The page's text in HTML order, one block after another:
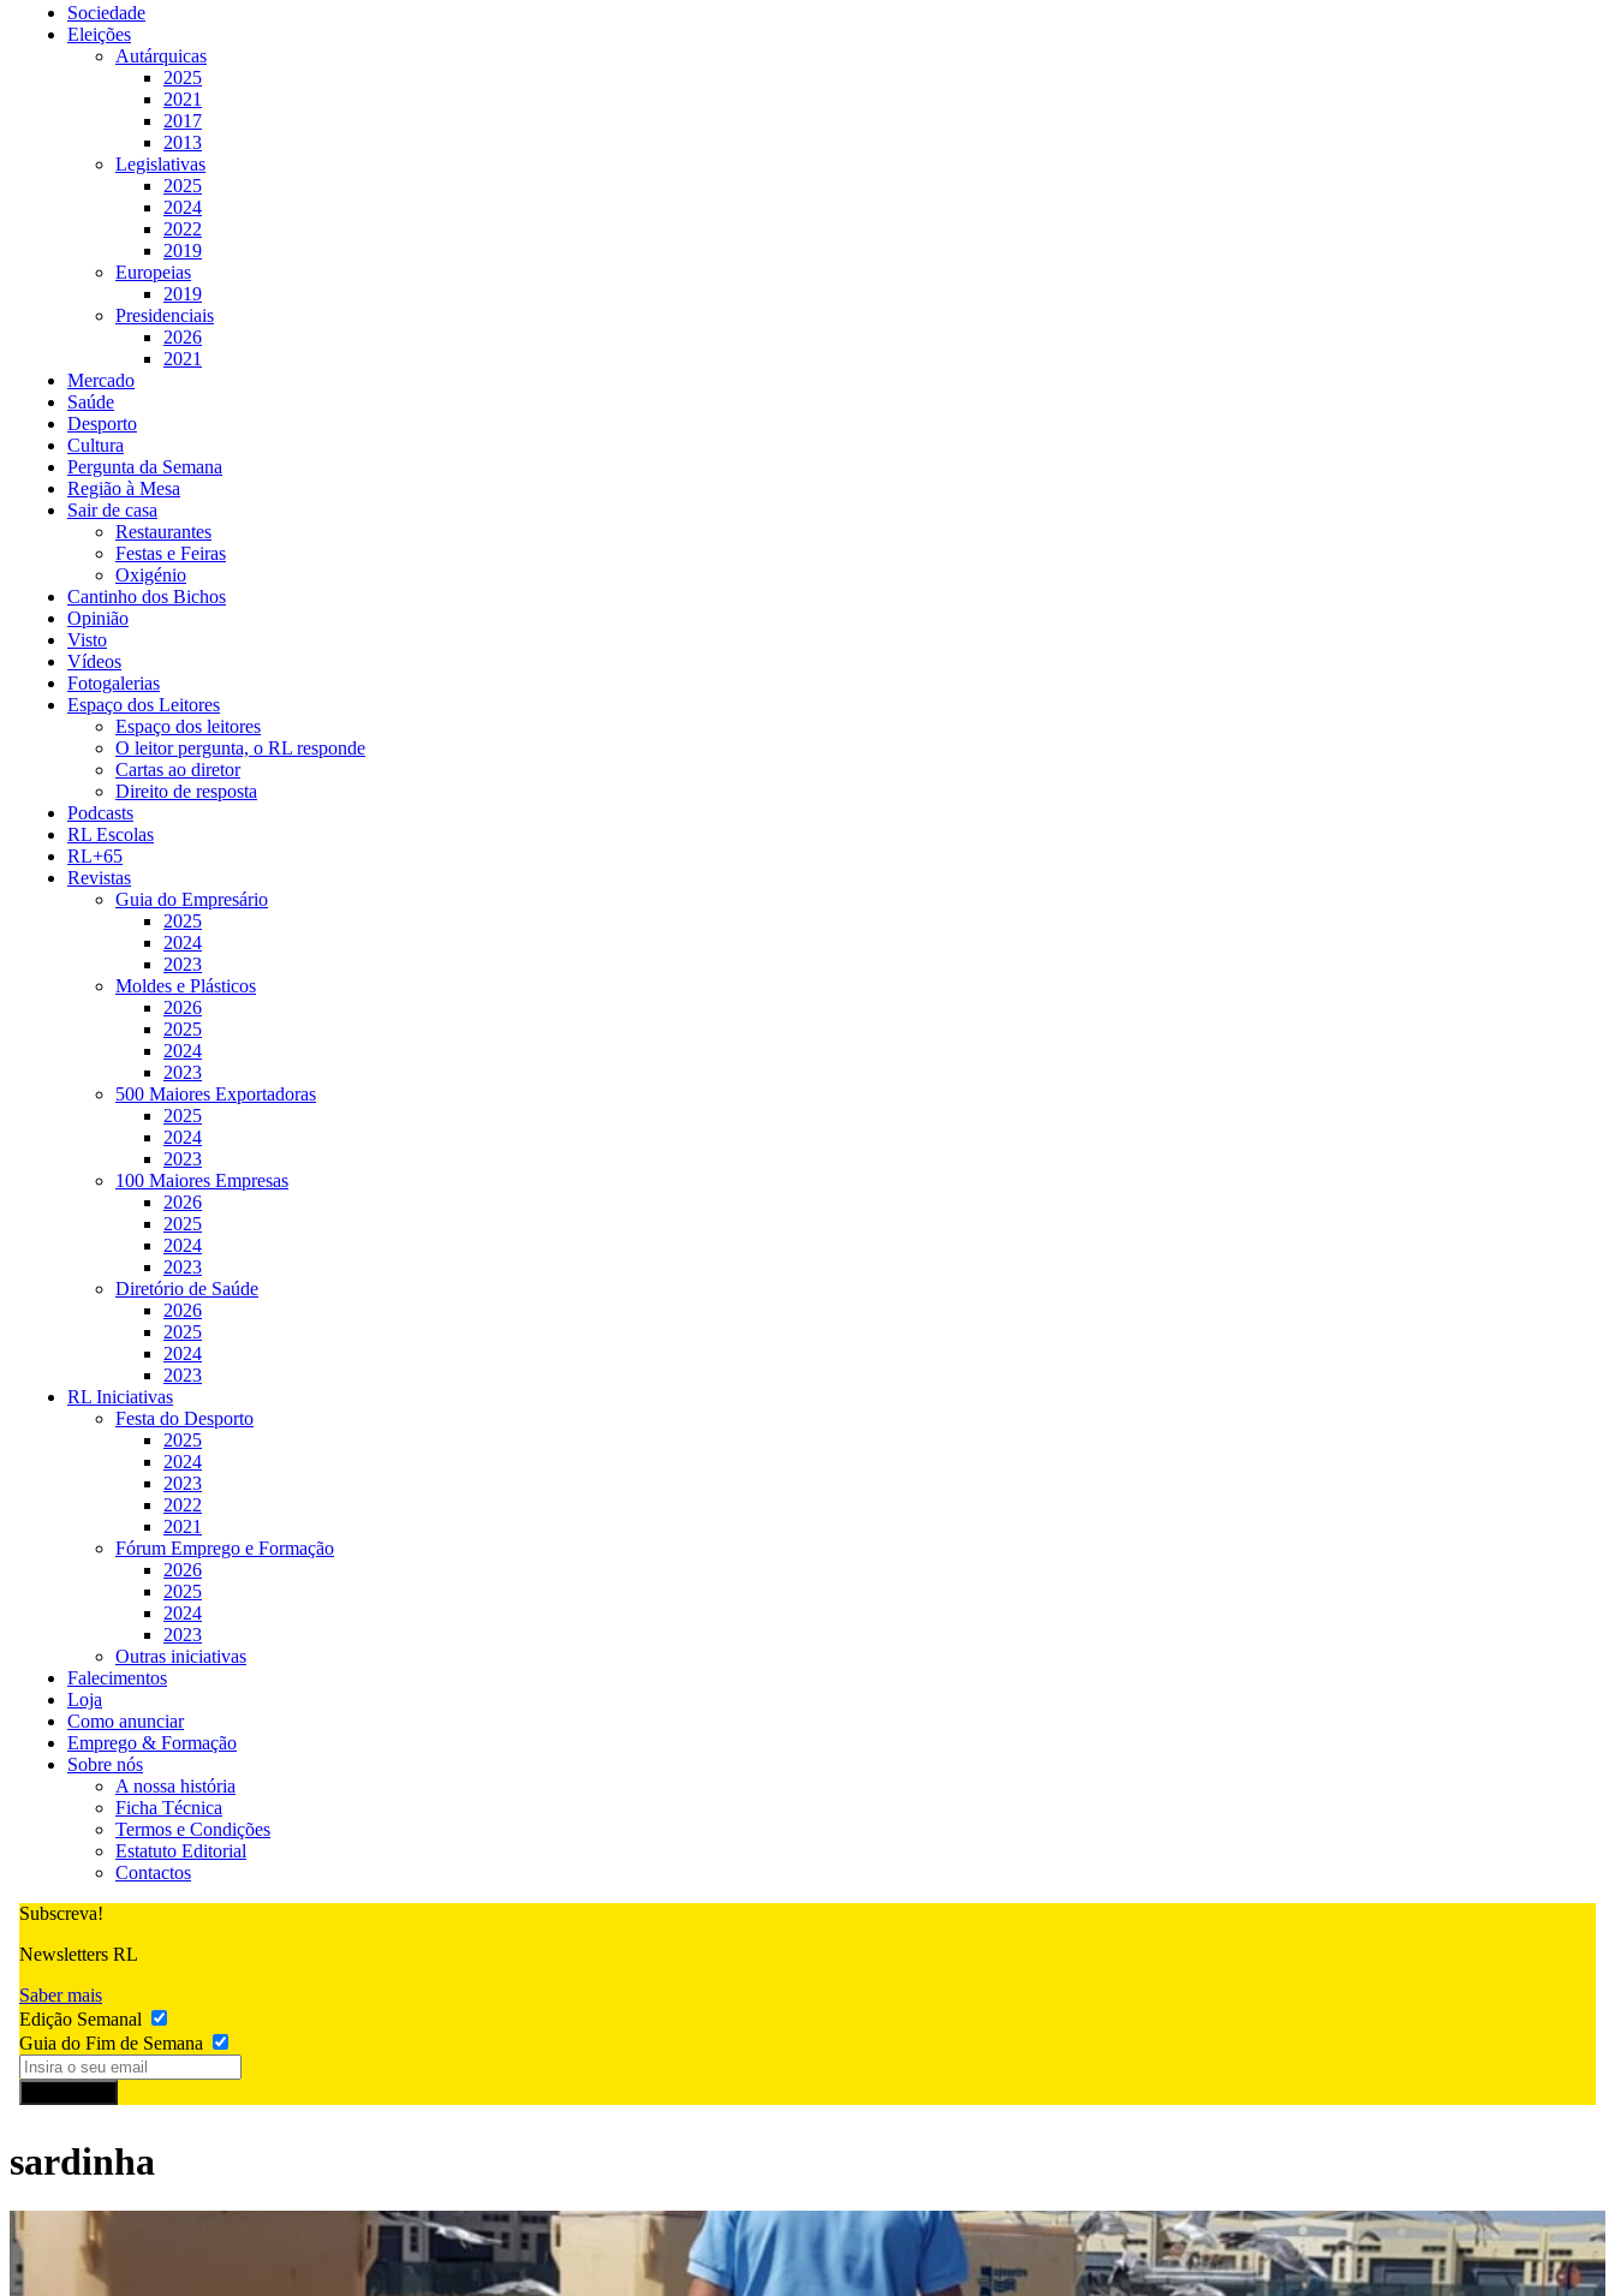
Sociedade
Eleições
Autárquicas
2025
2021
2017
2013
Legislativas
2025
2024
2022
2019
Europeias
2019
Presidenciais
2026
2021
Mercado
Saúde
Desporto
Cultura
Pergunta da Semana
Região à Mesa
Sair de casa
Restaurantes
Festas e Feiras
Oxigénio
Cantinho dos Bichos
Opinião
Visto
Vídeos
Fotogalerias
Espaço dos Leitores
Espaço dos leitores
O leitor pergunta, o RL responde
Cartas ao diretor
Direito de resposta
Podcasts
RL Escolas
RL+65
Revistas
Guia do Empresário
2025
2024
2023
Moldes e Plásticos
2026
2025
2024
2023
500 Maiores Exportadoras
2025
2024
2023
100 Maiores Empresas
2026
2025
2024
2023
Diretório de Saúde
2026
2025
2024
2023
RL Iniciativas
Festa do Desporto
2025
2024
2023
2022
2021
Fórum Emprego e Formação
2026
2025
2024
2023
Outras iniciativas
Falecimentos
Loja
Como anunciar
Emprego & Formação
Sobre nós
A nossa história
Ficha Técnica
Termos e Condições
Estatuto Editorial
Contactos
Subscreva!
Newsletters RL
Saber mais
Edição Semanal
Guia do Fim de Semana
sardinha